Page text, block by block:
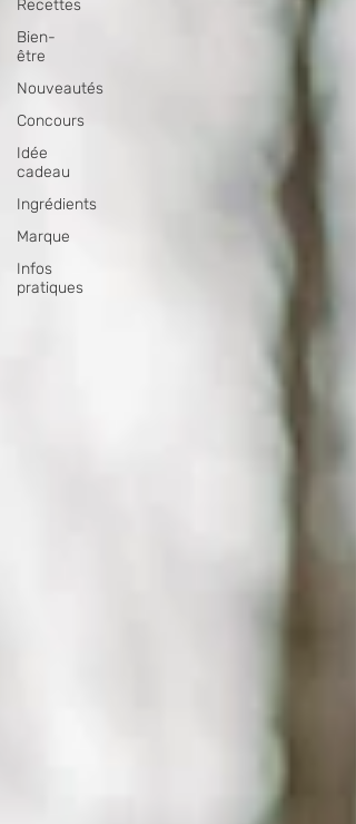
Recettes
Bien-
être
Nouveautés
Concours
Idée
cadeau
Ingrédients
Marque
Infos
pratiques